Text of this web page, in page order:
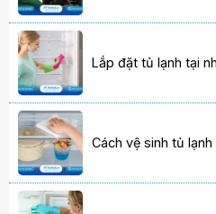
Lắp đặt tủ lạnh tại
Cách vệ sinh tủ